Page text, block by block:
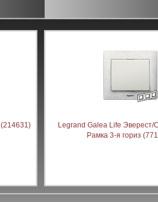
Legrand Galea Life Эверест/
Рамка 3-я гориз